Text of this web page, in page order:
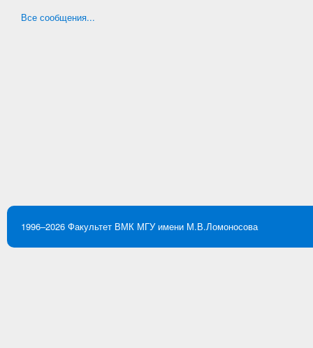
Все сообщения...
1996–2026 Факультет ВМК МГУ имени М.В.Ломоносова